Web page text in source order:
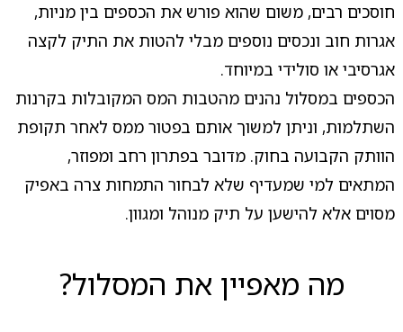
חוסכים רבים, משום שהוא פורש את הכספים בין מניות,
אגרות חוב ונכסים נוספים מבלי להטות את התיק לקצה
אגרסיבי או סולידי במיוחד.
הכספים במסלול נהנים מהטבות המס המקובלות בקרנות
השתלמות, וניתן למשוך אותם בפטור ממס לאחר תקופת
הוותק הקבועה בחוק. מדובר בפתרון רחב ומפוזר,
המתאים למי שמעדיף שלא לבחור התמחות צרה באפיק
מסוים אלא להישען על תיק מנוהל ומגוון.
מה מאפיין את המסלול?